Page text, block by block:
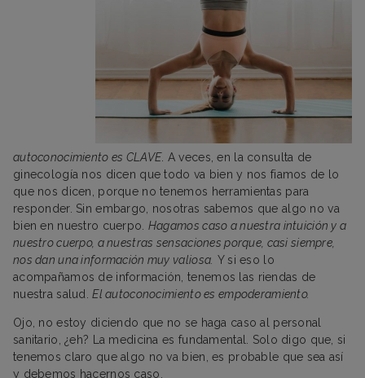
autoconocimiento es CLAVE. A veces, en la consulta de
ginecología nos dicen que todo va bien y nos fiamos de lo
que nos dicen, porque no tenemos herramientas para
responder. Sin embargo, nosotras sabemos que algo no va
bien en nuestro cuerpo. Hagamos caso a nuestra intuición y a
nuestro cuerpo, a nuestras sensaciones porque, casi siempre,
nos dan una información muy valiosa. Y si eso lo
acompañamos de información, tenemos las riendas de
nuestra salud.El autoconocimiento es empoderamiento.
Ojo, no estoy diciendo que no se haga caso al personal
sanitario, ¿eh? La medicina es fundamental. Solo digo que, si
tenemos claro que algo no va bien, es probable que sea así
y debemos hacernos caso.